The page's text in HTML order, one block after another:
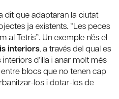
dit que adaptaran la ciutat
ja existents. “Les peces
Tetris”. Un exemple n’és el
interiors, a través del qual es
d’illa i anar molt més
blocs que no tenen cap
los i dotar-los de